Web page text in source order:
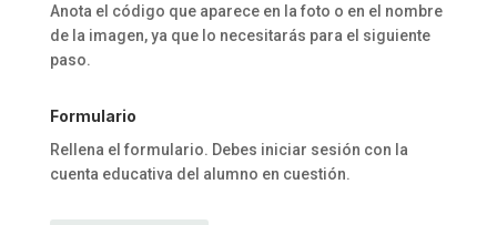
Anota el código que aparece en la foto o en el nombre
de la imagen, ya que lo necesitarás para el siguiente
paso.
Formulario
Rellena el formulario. Debes iniciar sesión con la
cuenta educativa del alumno en cuestión.